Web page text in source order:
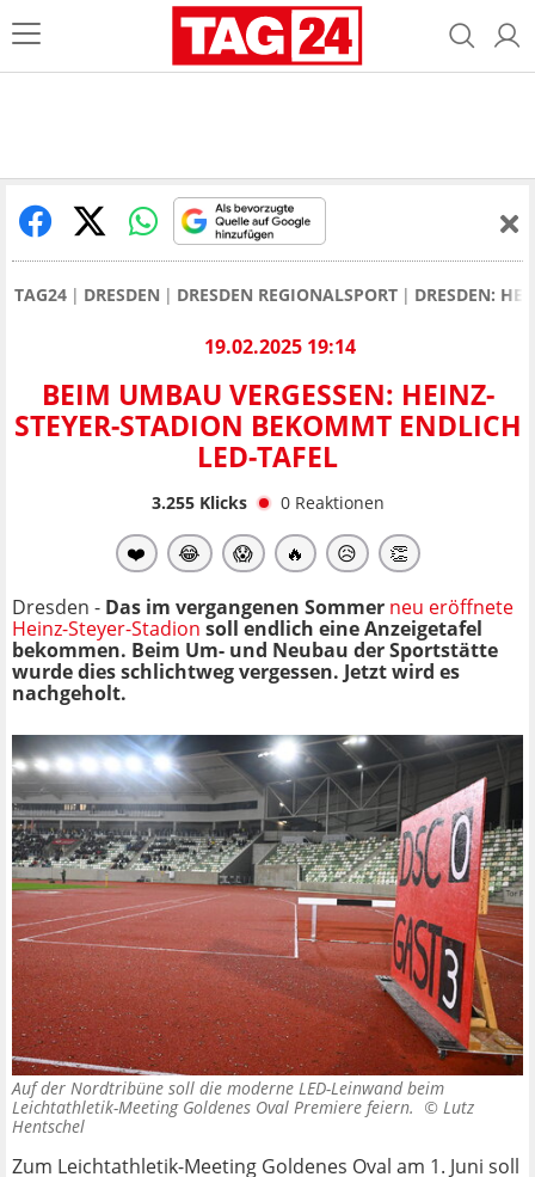
TAG24 DRESDEN DRESDEN REGIONALSPORT DRESDEN:
19.02.2025 19:14
BEIM UMBAU VERGESSEN: HEINZ-
STEYER-STADION BEKOMMT ENDLICH
LED-TAFEL
3.255Klicks 0 Reaktionen
❤️ 😂 😱 🔥 😥 👏
Dresden - Das im vergangenen Sommer neu eröffnete
Heinz-Steyer-Stadion soll endlich eine Anzeigetafel
bekommen. Beim Um- und Neubau der Sportstätte
wurde dies schlichtweg vergessen. Jetzt wird es
nachgeholt.
Auf der Nordtribüne soll die moderne LED-Leinwand beim
Leichtathletik-Meeting Goldenes Oval Premiere feiern. © Lutz
Hentschel
Zum Leichtathletik-Meeting Goldenes Oval am 1. Juni soll